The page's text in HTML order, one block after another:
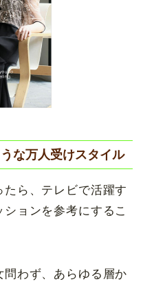
な万人受けスタイル
ら、テレビで活躍す
ョンを参考にするこ
わず、あらゆる層か